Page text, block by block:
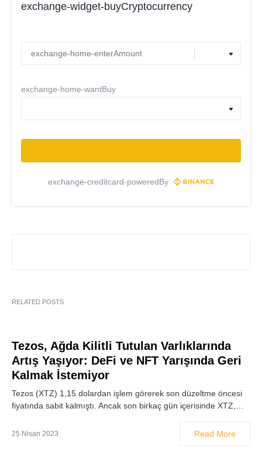
exchange-widget-buyCryptocurrency
exchange-home-wantBuy
exchange-creditcard-poweredBy
RELATED POSTS
Tezos, Ağda Kilitli Tutulan Varlıklarında
Artış Yaşıyor: DeFi ve NFT Yarışında Geri
Kalmak İstemiyor
Tezos (XTZ) 1,15 dolardan işlem görerek son düzeltme öncesi
fiyatında sabit kalmıştı. Ancak son birkaç gün içerisinde XTZ,…
25 Nisan 2023 Read More